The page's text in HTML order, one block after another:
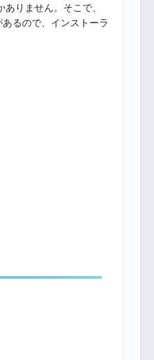
りません。そこで、
るので、インストーラ